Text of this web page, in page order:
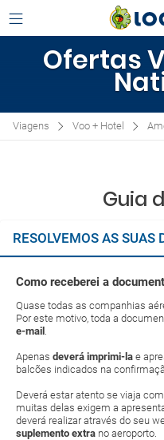
Ofertas
Viagens Voo + Hotel
Guia
RESOLVEMOS AS SUAS
Como receberei a
Quase todas as companhias
Por este motivo, toda a
e-mail .
Apenas deverá imprimi-la e
balcões indicados na
Deverá estar atento se viaja
muitas delas exigem a
deverá realizar através do seu
suplemento extra no aeroporto.